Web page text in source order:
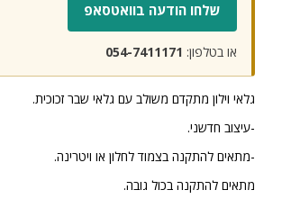
שלחו הודעה בוואטסאפ
או בטלפון: 054-7411171
גלאי וילון מתקדם משולב עם גלאי שבר זכוכית.
-עיצוב חדשני.
-מתאים להתקנה בצמוד לחלון או ויטרינה.
מתאים להתקנה בכול גובה.